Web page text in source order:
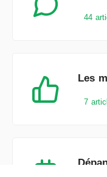
44
Les
7